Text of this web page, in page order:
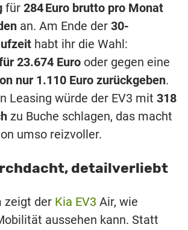
für 284 Euro brutto pro Monat
an. Am Ende der 30-
habt ihr die Wahl:
23.674 Euro oder gegen eine
nur 1.110 Euro zurückgeben.
Leasing würde der EV3 mit 318
zu Buche schlagen, das macht
umso reizvoller.
detailverliebt
zeigt der Kia EV3 Air, wie
aussehen kann. Statt